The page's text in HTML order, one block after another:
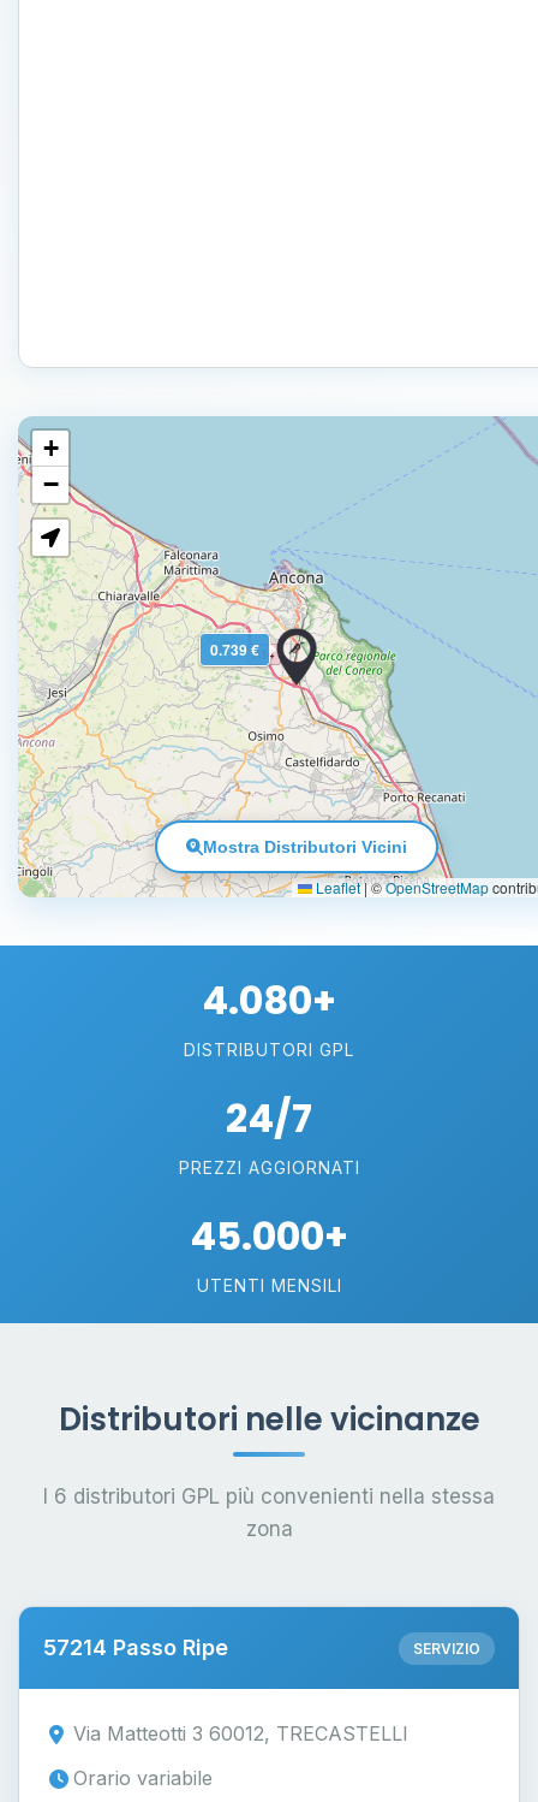
0.739 €
+
−
Leaflet|©OpenStreetMap
Mostra Distributori Vicini
4.080+
DISTRIBUTORI GPL
24/7
PREZZI AGGIORNATI
45.000+
UTENTI MENSILI
Distributori nelle vicinanze
I 6 distributori GPL più convenienti nella stessa
zona
57214 Passo Ripe SERVIZIO
Via Matteotti 3 60012, TRECASTELLI
Orario variabile